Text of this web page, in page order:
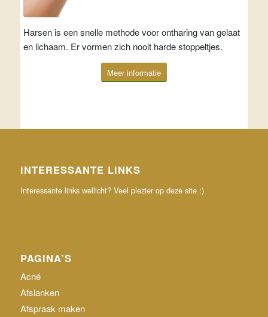
Harsen is een snelle methode voor ontharing van gelaat
en lichaam. Er vormen zich nooit harde stoppeltjes.
Meer informatie
INTERESSANTE LINKS
Interessante links wellicht? Veel plezier op deze site :)
PAGINA’S
Acné
Afslanken
Afspraak maken